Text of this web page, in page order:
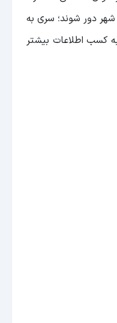
دور شوند؛ سری به
کسب اطلاعات بیشتر